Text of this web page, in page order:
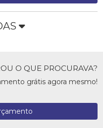
O QUE PROCURAVA?
grátis agora mesmo!